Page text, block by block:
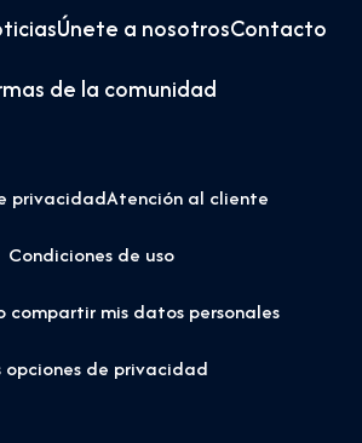
Únete a nosotrosContacto
de la comunidad
privacidadAtención al cliente
Condiciones de uso
compartir mis datos personales
opciones de privacidad